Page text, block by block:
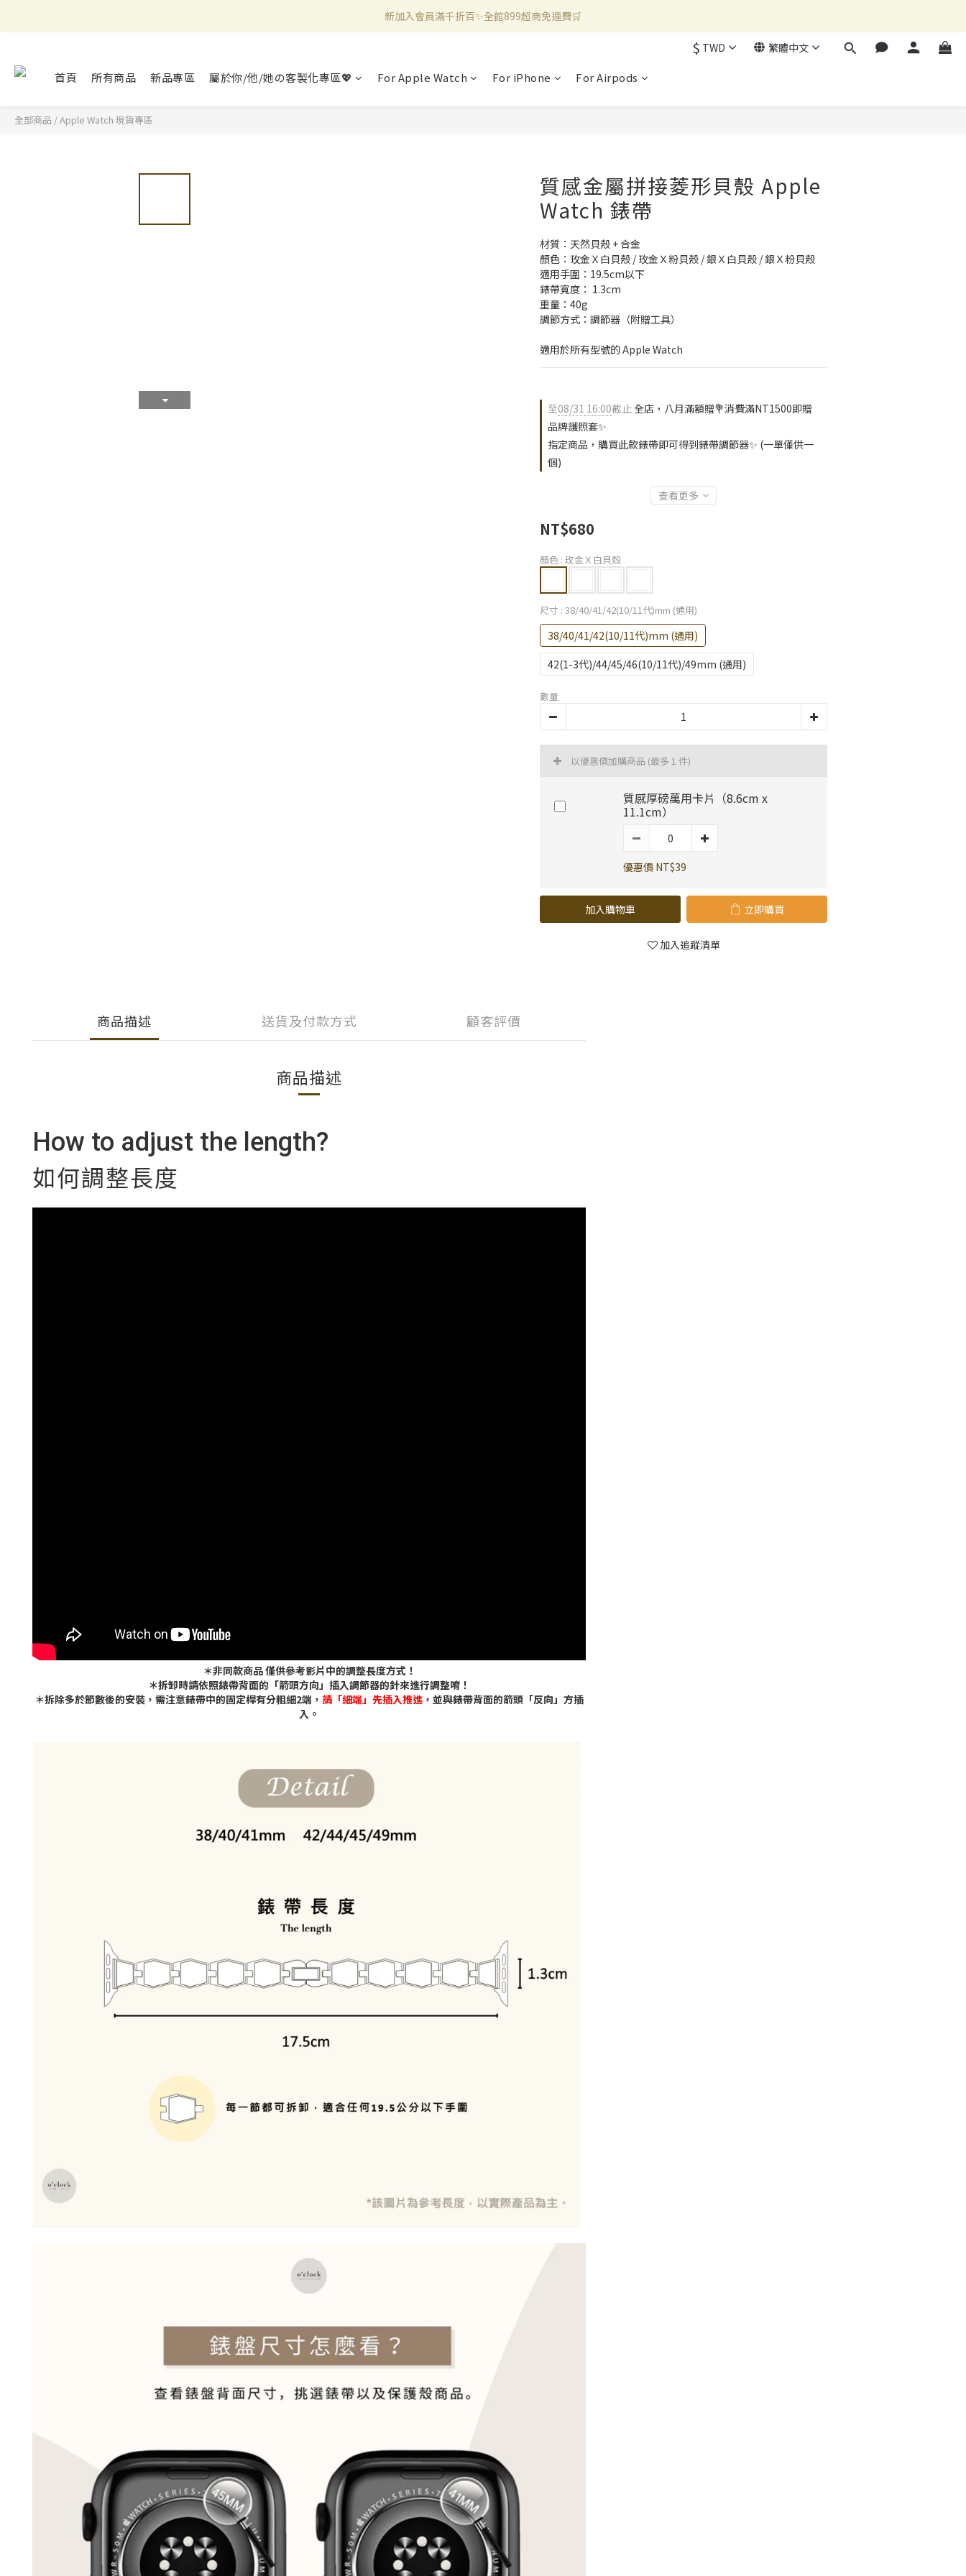
新加入會員滿千折百✨全館899超商免運費🛒
新加入會員滿千折百✨全館899超商免運費🛒
新加入會員滿千折百✨全館899超商免運費🛒
$ TWD 繁體中文
首頁 所有商品 新品專區 屬於你/他/她の客製化專區💖 For Apple Watch For iPhone For Airpods
全部商品 /Apple Watch 現貨專區
質感金屬拼接菱形貝殼 Apple
Watch 錶帶
材質：天然貝殼 + 合金
顏色：玫金Ｘ白貝殼 / 玫金Ｘ粉貝殼 / 銀Ｘ白貝殼 / 銀Ｘ粉貝殼
適用手圍：19.5cm以下
錶帶寬度： 1.3cm
重量：40g
調節方式：調節器（附贈工具）
適用於所有型號的 Apple Watch
至08/31 16:00截止全店，八月滿額贈💐消費滿NT1500即贈
品牌護照套✨
指定商品，購買此款錶帶即可得到錶帶調節器✨ (一單僅供一
個)
查看更多
NT$680
顏色 : 玫金Ｘ白貝殼
尺寸 : 38/40/41/42(10/11代)mm (通用)
38/40/41/42(10/11代)mm (通用)
42(1-3代)/44/45/46(10/11代)/49mm (通用)
數量
以優惠價加購商品 (最多 1 件)
質感厚磅萬用卡片（8.6cm x
11.1cm）
優惠價 NT$39
加入購物車 立即購買
加入追蹤清單
商品描述 送貨及付款方式 顧客評價
商品描述
How to adjust the length?
如何調整長度
＊非同款商品 僅供參考影片中的調整長度方式！
＊拆卸時請依照錶帶背面的「箭頭方向」插入調節器的針來進行調整唷！
＊拆除多於節數後的安裝，需注意錶帶中的固定桿有分粗細2端， 請「細端」先插入推進 ，並與錶帶背面的箭頭「反向」方插
入。